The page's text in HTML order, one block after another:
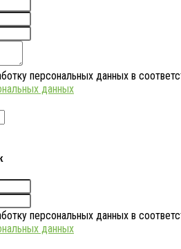
персональных данных в
данных
персональных данных в
данных